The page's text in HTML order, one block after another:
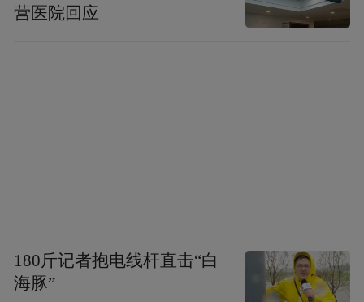
营医院回应
180斤记者抱电线杆直击“白
海豚”